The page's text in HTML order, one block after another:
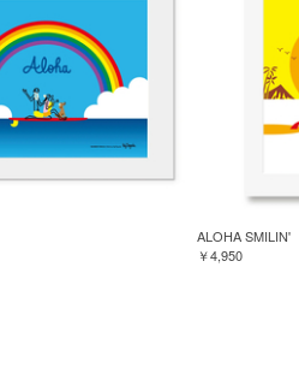
ALOHA SMILIN'
￥4,950